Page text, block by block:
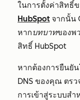
ในการตั้งค่าสิทธิ์
HubSpot จากนั้น
หากบทบาทของพ
สิทธิ์ HubSpot
หากต้องการยืนยั
DNS ของคุณ ตร
การเข้าสู่ระบบสำ